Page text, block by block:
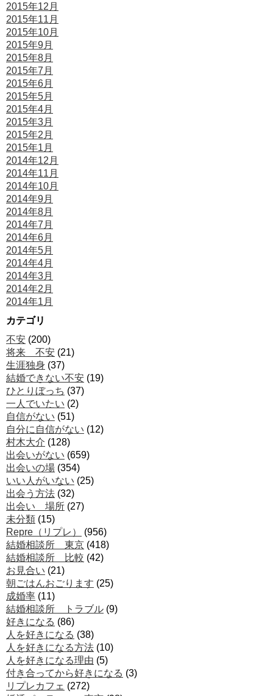
2015年12月
2015年11月
2015年10月
2015年9月
2015年8月
2015年7月
2015年6月
2015年5月
2015年4月
2015年3月
2015年2月
2015年1月
2014年12月
2014年11月
2014年10月
2014年9月
2014年8月
2014年7月
2014年6月
2014年5月
2014年4月
2014年3月
2014年2月
2014年1月
カテゴリ
不安 (200)
将来 不安 (21)
生涯独身 (37)
結婚できない不安 (19)
ひとりぼっち (37)
一人でいたい (2)
自信がない (51)
自分に自信がない (12)
村木大介 (128)
出会いがない (659)
出会いの場 (354)
いい人がいない (25)
出会う方法 (32)
出会い 場所 (27)
未分類 (15)
Repre（リプレ）
(956)
結婚相談所 東京 (418)
結婚相談所 比較 (42)
お見合い (21)
朝ごはんおごります (25)
成婚率 (11)
結婚相談所 トラブル (9)
好きになる (86)
人を好きになる (38)
人を好きになる方法 (10)
人を好きになる理由 (5)
付き合ってから好きになる (3)
リプレカフェ (272)